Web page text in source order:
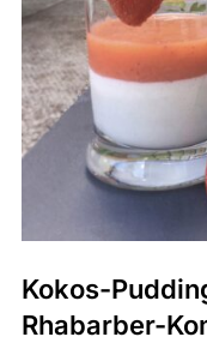
Kokos-
Rhabarber-